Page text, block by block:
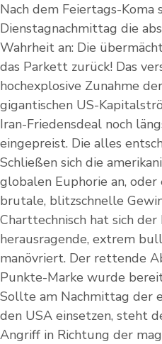
Nach dem Feiertags-
Dienstagnachmittag die
Wahrheit an: Die
das Parkett zurück! Das
hochexplosive Zunahme
gigantischen US-
Iran-Friedensdeal noch
eingepreist. Die alles
Schließen sich die
globalen Euphorie an,
brutale, blitzschnelle
Charttechnisch hat sich
herausragende, extrem
manövriert. Der rettende
Punkte-Marke wurde
Sollte am Nachmittag der
den USA einsetzen, steht
Angriff in Richtung der